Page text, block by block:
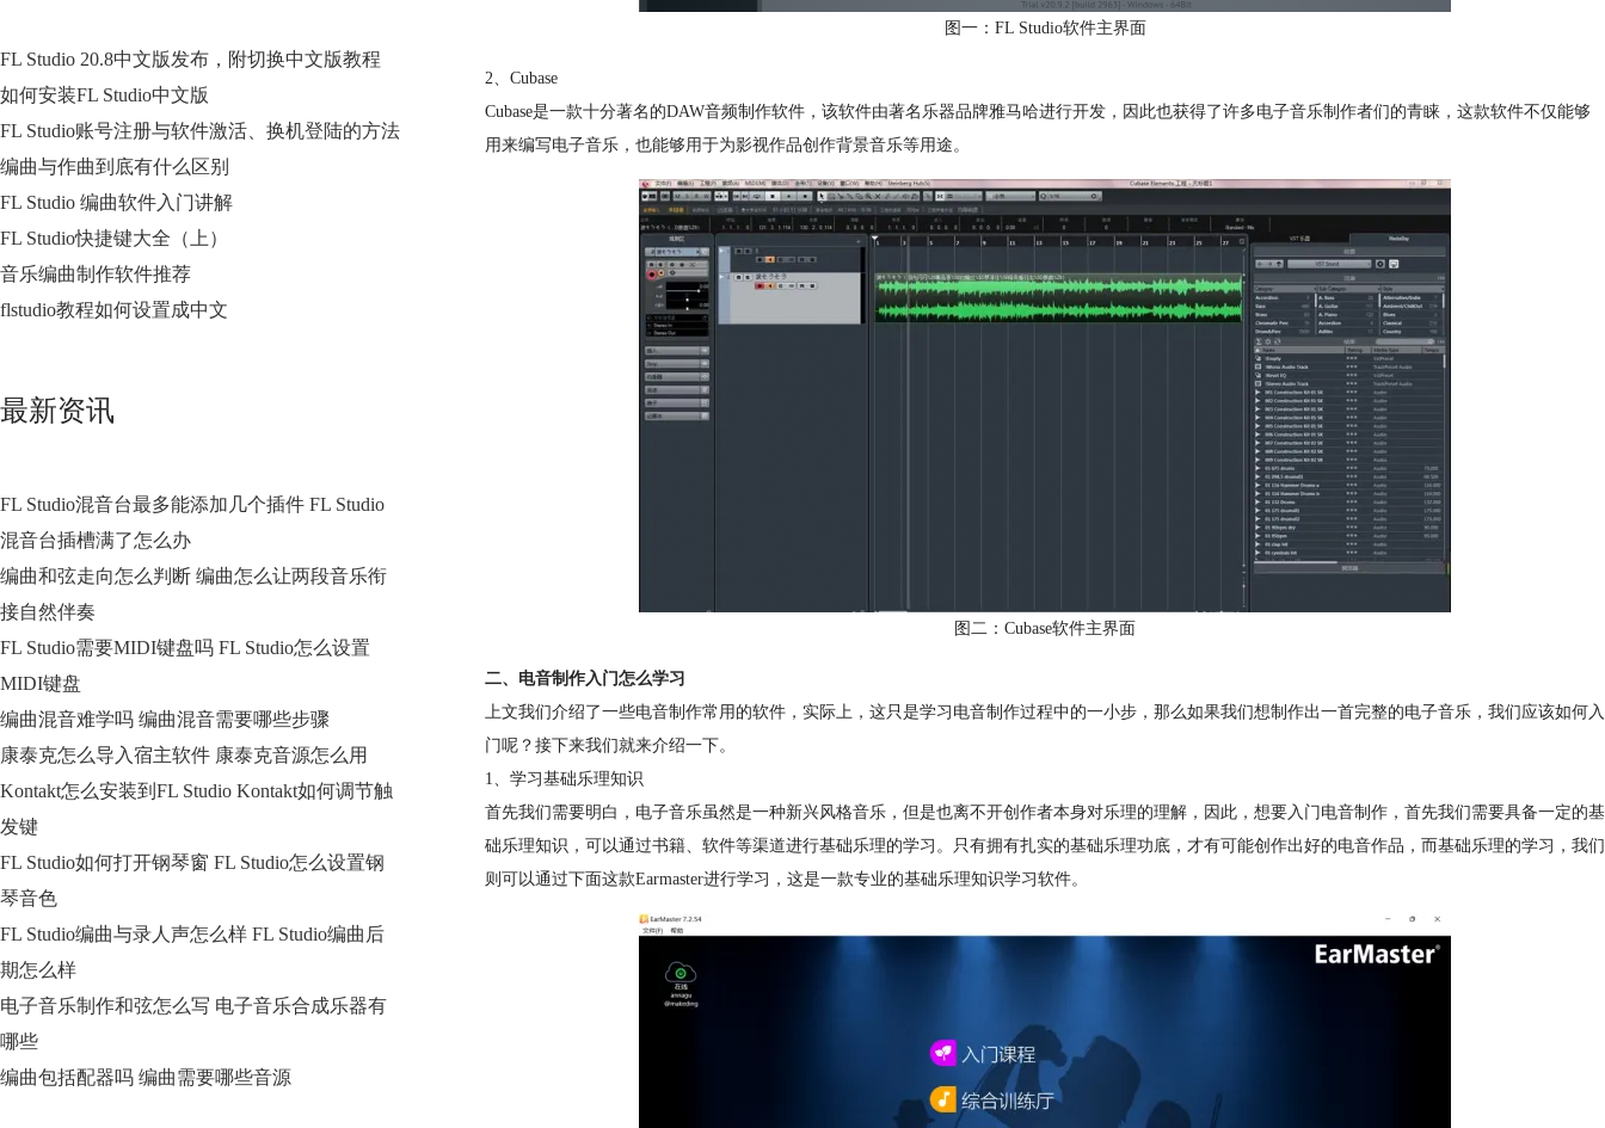
FL Studio 20.8中文版发布，附切换中文版教程
如何安装FL Studio中文版
FL Studio账号注册与软件激活、换机登陆的方法
编曲与作曲到底有什么区别
FL Studio 编曲软件入门讲解
FL Studio快捷键大全（上）
音乐编曲制作软件推荐
flstudio教程如何设置成中文
最新资讯
FL Studio混音台最多能添加几个插件 FL Studio
混音台插槽满了怎么办
编曲和弦走向怎么判断 编曲怎么让两段音乐衔
接自然伴奏
FL Studio需要MIDI键盘吗 FL Studio怎么设置
MIDI键盘
编曲混音难学吗 编曲混音需要哪些步骤
康泰克怎么导入宿主软件 康泰克音源怎么用
Kontakt怎么安装到FL Studio Kontakt如何调节触
发键
FL Studio如何打开钢琴窗 FL Studio怎么设置钢
琴音色
FL Studio编曲与录人声怎么样 FL Studio编曲后
期怎么样
电子音乐制作和弦怎么写 电子音乐合成乐器有
哪些
编曲包括配器吗 编曲需要哪些音源
图一：FL Studio软件主界面
2、Cubase
Cubase是一款十分著名的DAW音频制作软件，该软件由著名乐器品牌雅马哈进行开发，因此也获得了许多电子音乐制作者们的青睐，这款软件不仅能够
用来编写电子音乐，也能够用于为影视作品创作背景音乐等用途。
图二：Cubase软件主界面
二、电音制作入门怎么学习
上文我们介绍了一些电音制作常用的软件，实际上，这只是学习电音制作过程中的一小步，那么如果我们想制作出一首完整的电子音乐，我们应该如何入
门呢？接下来我们就来介绍一下。
1、学习基础乐理知识
首先我们需要明白，电子音乐虽然是一种新兴风格音乐，但是也离不开创作者本身对乐理的理解，因此，想要入门电音制作，首先我们需要具备一定的基
础乐理知识，可以通过书籍、软件等渠道进行基础乐理的学习。只有拥有扎实的基础乐理功底，才有可能创作出好的电音作品，而基础乐理的学习，我们
则可以通过下面这款Earmaster进行学习，这是一款专业的基础乐理知识学习软件。